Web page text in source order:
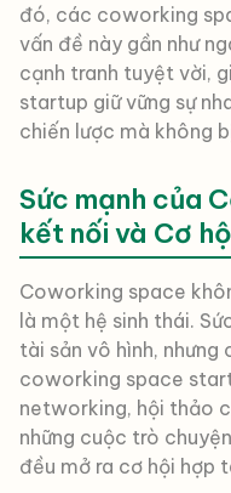
đó, các coworking
vấn đề này gần như
cạnh tranh tuyệt vời,
startup giữ vững sự
chiến lược mà không
Sức mạnh của
kết nối và Cơ
Coworking space
là một hệ sinh thái.
tài sản vô hình,
coworking space
networking, hội thảo
những cuộc trò
đều mở ra cơ hội hợp